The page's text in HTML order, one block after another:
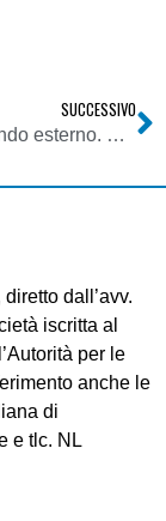
SUCCESSIVO
DTT, dividendo esterno. Bessada (Wind), asta frequenze prematura per mercato
dall’avv.
iscritta al
per le
anche le
di
e tlc. NL